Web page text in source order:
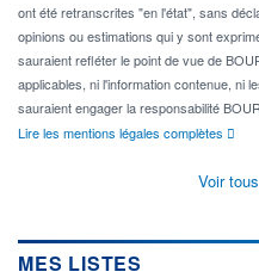
ont été retranscrites "en l'état", sans
opinions ou estimations qui y sont
sauraient refléter le point de vue de
applicables, ni l'information contenue, ni
sauraient engager la responsabilité
Lire les mentions légales complètes
Voir
MES LISTES